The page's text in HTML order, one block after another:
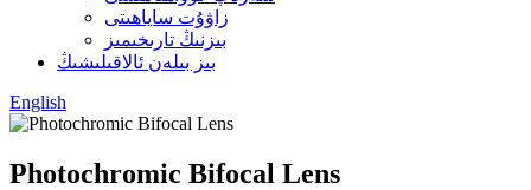
زاۋۇت ساياھىتى
بىزنىڭ تارىخىمىز
بىز بىلەن ئالاقىلىشىڭ
English
Photochromic Bifocal Lens